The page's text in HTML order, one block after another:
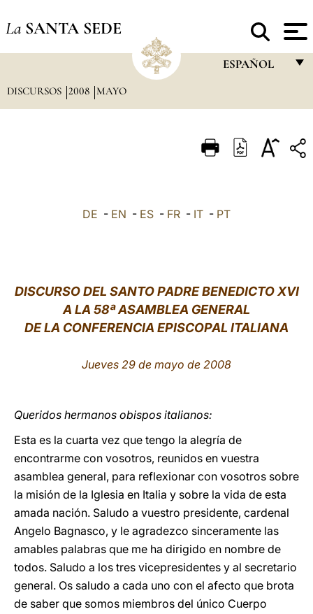
La SANTA SEDE
ESPAÑOL
ITALIANO
中文
LATINE
DISCURSOS 2008 MAYO
DE - EN - ES - FR - IT - PT
DISCURSO DEL SANTO PADRE BENEDICTO XVI
A LA 58ª ASAMBLEA GENERAL
DE LA CONFERENCIA EPISCOPAL ITALIANA
Jueves 29 de mayo de 2008
Queridos hermanos obispos italianos:
Esta es la cuarta vez que tengo la alegría de
encontrarme con vosotros, reunidos en vuestra
asamblea general, para reflexionar con vosotros sobre
la misión de la Iglesia en Italia y sobre la vida de esta
amada nación. Saludo a vuestro presidente, cardenal
Angelo Bagnasco, y le agradezco sinceramente las
amables palabras que me ha dirigido en nombre de
todos. Saludo a los tres vicepresidentes y al secretario
general. Os saludo a cada uno con el afecto que brota
de saber que somos miembros del único Cuerpo